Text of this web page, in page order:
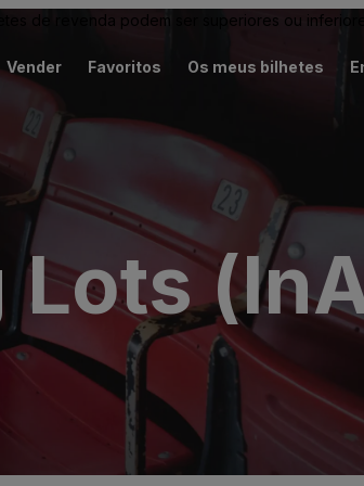
de revenda podem ser superiores ou
Vender Favoritos Os meus bilhetes
Lots